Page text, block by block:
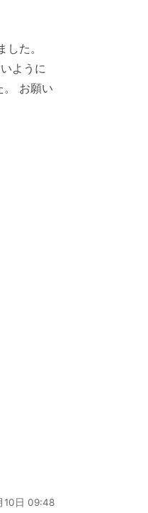
た。
ように
。 お願い
10日 09:48